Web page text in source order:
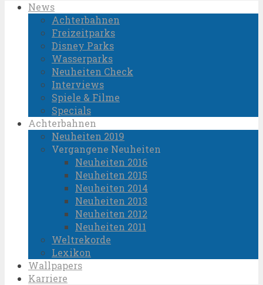
News
Achterbahnen
Freizeitparks
Disney Parks
Wasserparks
Neuheiten Check
Interviews
Spiele & Filme
Specials
Achterbahnen
Neuheiten 2019
Vergangene Neuheiten
Neuheiten 2016
Neuheiten 2015
Neuheiten 2014
Neuheiten 2013
Neuheiten 2012
Neuheiten 2011
Weltrekorde
Lexikon
Wallpapers
Karriere